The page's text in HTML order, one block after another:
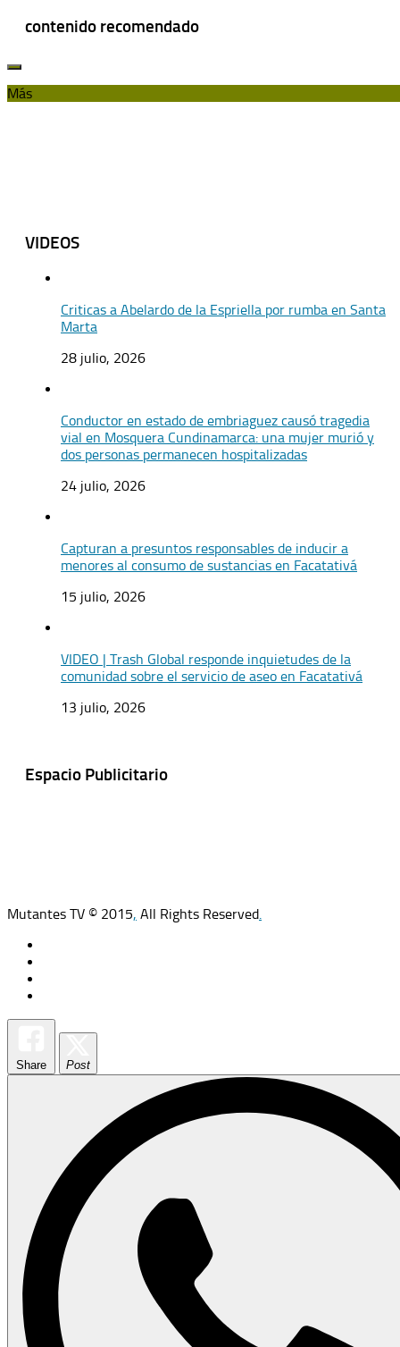
contenido recomendado
Más
VIDEOS
Criticas a Abelardo de la Espriella por rumba en Santa
Marta
28 julio, 2026
Conductor en estado de embriaguez causó tragedia
vial en Mosquera Cundinamarca: una mujer murió y
dos personas permanecen hospitalizadas
24 julio, 2026
Capturan a presuntos responsables de inducir a
menores al consumo de sustancias en Facatativá
15 julio, 2026
VIDEO | Trash Global responde inquietudes de la
comunidad sobre el servicio de aseo en Facatativá
13 julio, 2026
Espacio Publicitario
Mutantes TV © 2015, All Rights Reserved.
Share Post